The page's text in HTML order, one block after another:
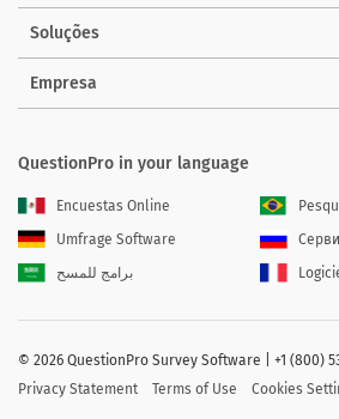
Soluções
Empresa
QuestionPro in your language
Encuestas Online
Umfrage Software
برامج للمسح
© 2026 QuestionPro Survey Software | +1 (800)
Privacy Statement
Terms of Use Cookies